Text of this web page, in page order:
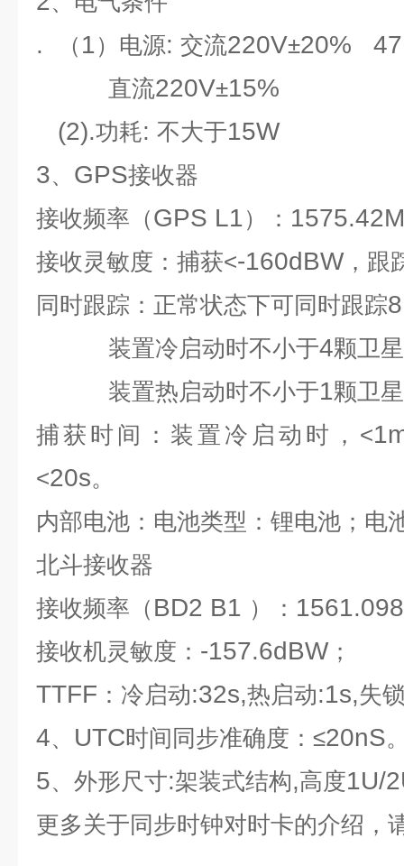
. （ 1）电源: 交流220V±20%
直流220V±15%
(2).功耗: 不大于15W
3、 GPS接收器
接收频率（GPS L1）：
接收灵敏度：捕获<-160dBW，跟
同时跟踪：正常状态下可同时跟踪8
装置冷启动时不小于4颗卫
装置热启动时不小于1颗卫
捕获时间：装置冷启动时，<
<20s。
内部电池：电池类型：锂电池；电
北斗接收器
接收频率（ BD2 B1 ）： 1561.098
接收机灵敏度： -157.6dBW；
TTFF ：冷启动:32s,热启动:1s,失
4、 UTC时间同步准确度：≤20nS
5、外形尺寸:架装式结构,高度1U/
更多关于同步时钟对时卡的介绍，